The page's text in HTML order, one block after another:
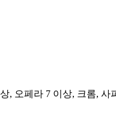
, 오페라 7 이상, 크롬, 사